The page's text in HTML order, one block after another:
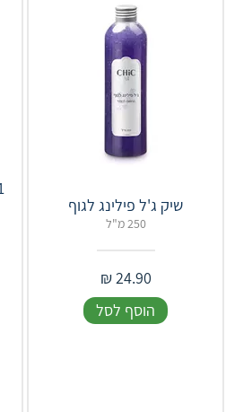
שיק ג'ל פילינג לגוף
250 מ"ל
24.90
₪
הוסף לסל